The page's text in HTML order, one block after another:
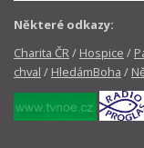
Některé odkazy:
Charita ČR/ Hospice /
chval / HledámBoha /